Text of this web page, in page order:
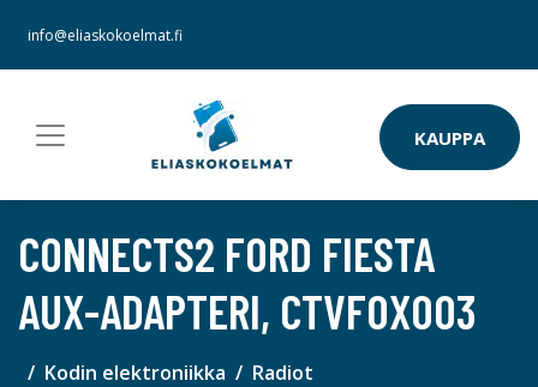
info@eliaskokoelmat.fi
KAUPPA
CONNECTS2 FORD FIESTA
AUX-ADAPTERI, CTVFOX003
Kodin elektroniikka Radiot